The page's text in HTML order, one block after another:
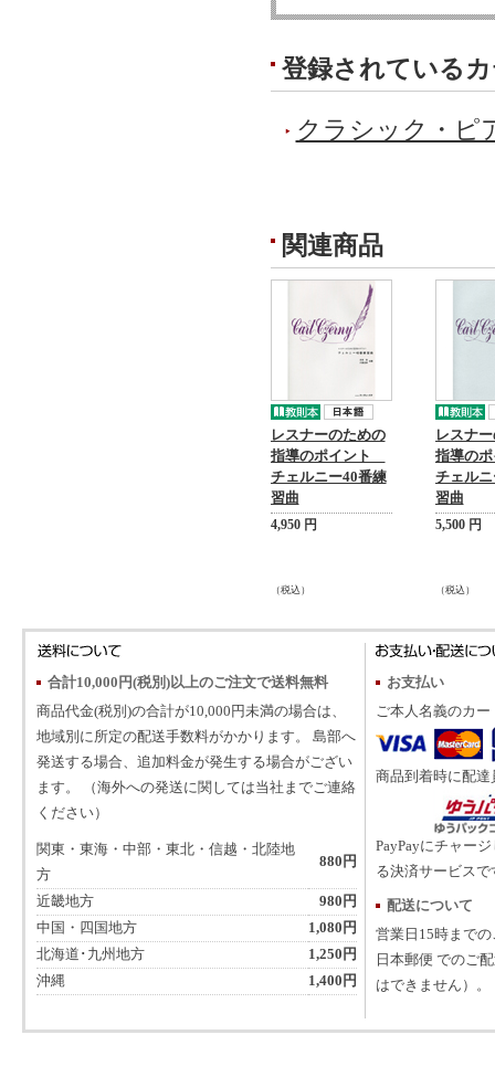
登録されている
クラシック・ピ
関連商品
レスナーのための
指導のポイント
チェルニー40番練
習曲
4,950 円
（税込）
レスナ
指導の
チェル
習曲
5,500 円
（税込）
合計10,000円(税別)以上のご注文で送料無料
商品代金(税別)の合計が10,000円未満の場合は、
地域別に所定の配送手数料がかかります。 島部へ
発送する場合、追加料金が発生する場合がござい
ます。 （海外への発送に関しては当社までご連絡
ください）
関東・東海・中部・東北・信越・北陸地
方
880円
近畿地方
980円
中国・四国地方
1,080円
北海道･九州地方
1,250円
沖縄
1,400円
お支払い
ご本人名義のカ
商品到着時に配
PayPayにチャー
る決済サービスで
配送について
営業日15時まで
日本郵便 でのご
はできません）。